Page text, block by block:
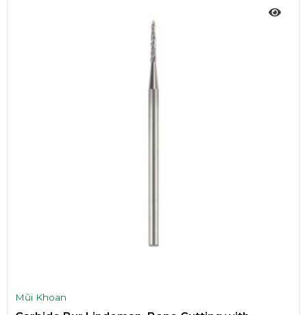
Mũi Khoan